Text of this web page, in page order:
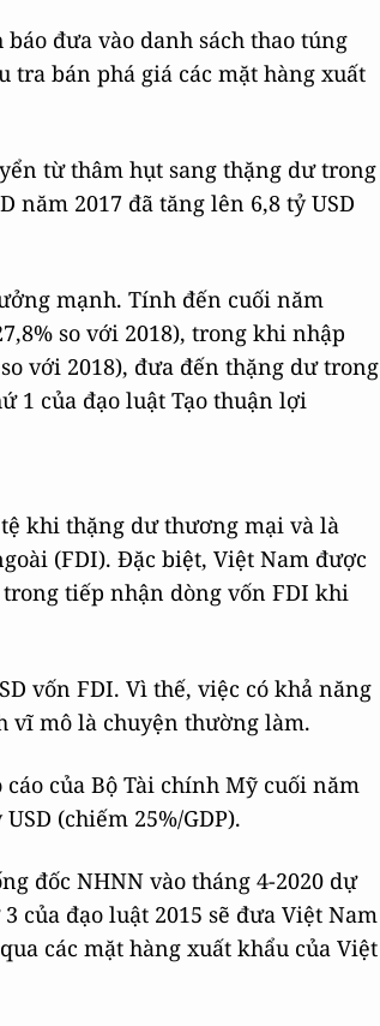
đưa vào danh sách thao túng
tra bán phá giá các mặt hàng xuất
từ thâm hụt sang thặng dư trong
năm 2017 đã tăng lên 6,8 tỷ USD
mạnh. Tính đến cuối năm
so với 2018), trong khi nhập
với 2018), đưa đến thặng dư trong
1 của đạo luật Tạo thuận lợi
khi thặng dư thương mại và là
(FDI). Đặc biệt, Việt Nam được
tiếp nhận dòng vốn FDI khi
vốn FDI. Vì thế, việc có khả năng
vĩ mô là chuyện thường làm.
của Bộ Tài chính Mỹ cuối năm
(chiếm 25%/GDP).
đốc NHNN vào tháng 4-2020 dự
của đạo luật 2015 sẽ đưa Việt Nam
các mặt hàng xuất khẩu của Việt